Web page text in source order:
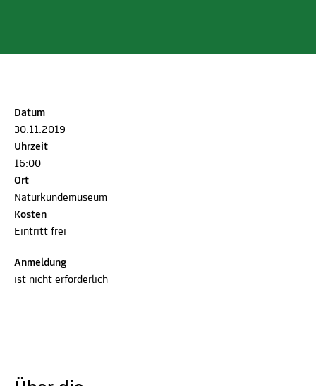
Datum
30.11.2019
Uhrzeit
16:00
Ort
Naturkundemuseum
Kosten
Eintritt frei
Anmeldung
ist nicht erforderlich